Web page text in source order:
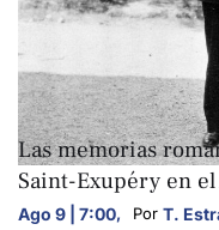
ARTE Y CULTURA
Las memorias
Saint-Exupéry en
Ago 9 | 7:00, Por T.